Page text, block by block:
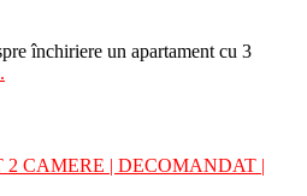
închiriere un apartament cu 3